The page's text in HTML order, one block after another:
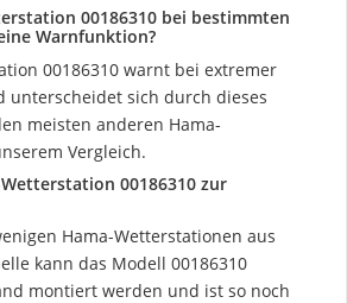
00186310 bei bestimmten
Warnfunktion?
00186310 warnt bei extremer
unterscheidet sich durch dieses
meisten anderen Hama-
Vergleich.
00186310 zur
Hama-Wetterstationen aus
kann das Modell 00186310
montiert werden und ist so noch